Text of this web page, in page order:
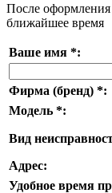
После оформления
ближайшее время
Ваше имя *:
Фирма (бренд) *:
Модель *:
Вид
Адрес:
Удобное время